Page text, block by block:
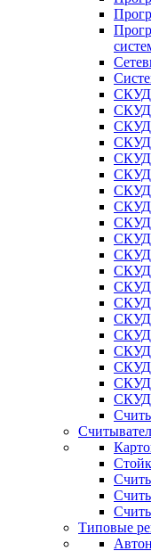
СКУД
СКУД
СКУД
СКУД
СКУД
СКУД
СКУД
СКУД
СКУД
СКУД
СКУД
СКУД
СКУД
СКУД
СКУД
СКУД
СКУД
СКУД
СКУД
Типовые